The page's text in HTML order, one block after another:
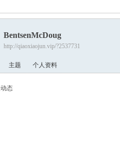
BentsenMcDoug
http://qiaoxiaojun.vip/?2537731
主题 个人资料
态